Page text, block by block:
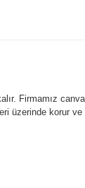
Firmamız
üzerinde korur